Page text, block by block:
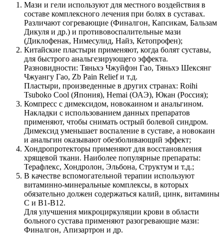
Мази и гели используют для местного воздействия в
составе комплексного лечения при болях в суставах.
Различают согревающие (Финалгон, Капсикам, Бальзам
Дикуля и др.) и противовоспалительные мази
(Диклофенак, Нимесулид, Найз, Кетопрофен);
Китайские пластыри применяют, когда болят суставы,
для быстрого анальгезирующего эффекта.
Разновидности: Тяньхэ Чжуйфэн Гао, Тяньхэ Шексянг
Чжуангу Гао, Zb Pain Relief и т.д.
Пластыри, произведенные в других странах: Roihi
Tsuboko Cool (Япония), Hemai (ОАЭ), Юкан (Россия);
Компресс с димексидом, новокаином и анальгином.
Накладки с использованием данных препаратов
применяют, чтобы снимать острый болевой синдром.
Димексид уменьшает воспаление в суставе, а новокаин
и анальгин оказывают обезболивающий эффект;
Хондропротекторы применяют для восстановления
хрящевой ткани. Наиболее популярные препараты:
Терафлекс, Хондролон, Эльбона, Структум и т.д.;
В качестве вспомогательной терапии используют
витаминно-минеральные комплексы, в которых
обязательно должен содержаться калий, цинк, витамины
С и В1-В12.
Для улучшения микроциркуляции крови в области
больного сустава применяют разогревающие мази:
Финалгон, Апизартрон и др.